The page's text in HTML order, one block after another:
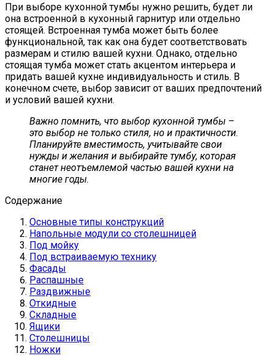
При выборе кухонной тумбы нужно решить, будет ли
она встроенной в кухонный гарнитур или отдельно
стоящей. Встроенная тумба может быть более
функциональной, так как она будет соответствовать
размерам и стилю вашей кухни. Однако, отдельно
стоящая тумба может стать акцентом интерьера и
придать вашей кухне индивидуальность и стиль. В
конечном счете, выбор зависит от ваших предпочтений
и условий вашей кухни.
Важно помнить, что выбор кухонной тумбы –
это выбор не только стиля, но и практичности.
Планируйте вместимость, учитывайте свои
нужды и желания и выбирайте тумбу, которая
станет неотъемлемой частью вашей кухни на
многие годы.
Содержание
Основные типы конструкций
Напольные модули со столешницей
Под мойку
Под встраиваемую технику
Фасады
Распашные
Раздвижные
Откидные
Складные
Ящики
Столешницы
Ножки